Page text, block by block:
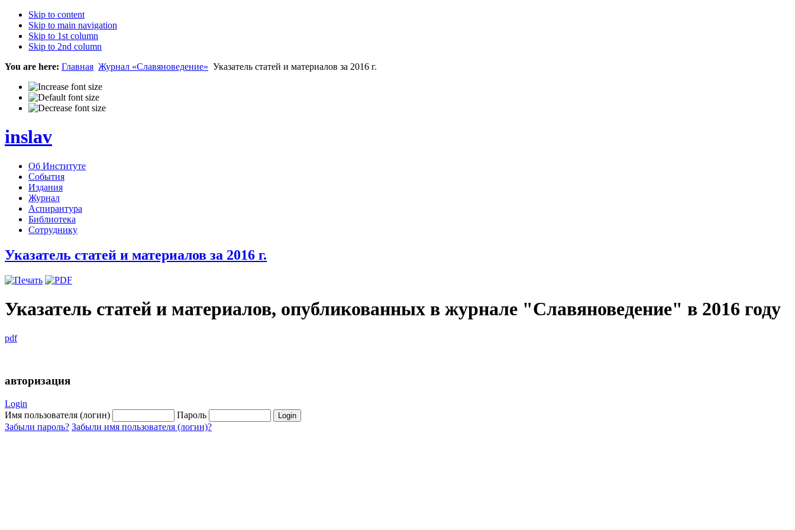
Skip to content
Skip to main navigation
Skip to 1st column
Skip to 2nd column
You are here: Главная Журнал «Славяноведение» Указатель статей и материалов за 2016 г.
inslav
Об Институте
События
Издания
Журнал
Аспирантура
Библиотека
Сотруднику
Указатель статей и материалов за 2016 г.
Указатель статей и материалов, опубликованных в журнале "Славяноведение" в 2016 году
pdf
авторизация
Login
Имя пользователя (логин)
Пароль
Забыли пароль? Забыли имя пользователя (логин)?